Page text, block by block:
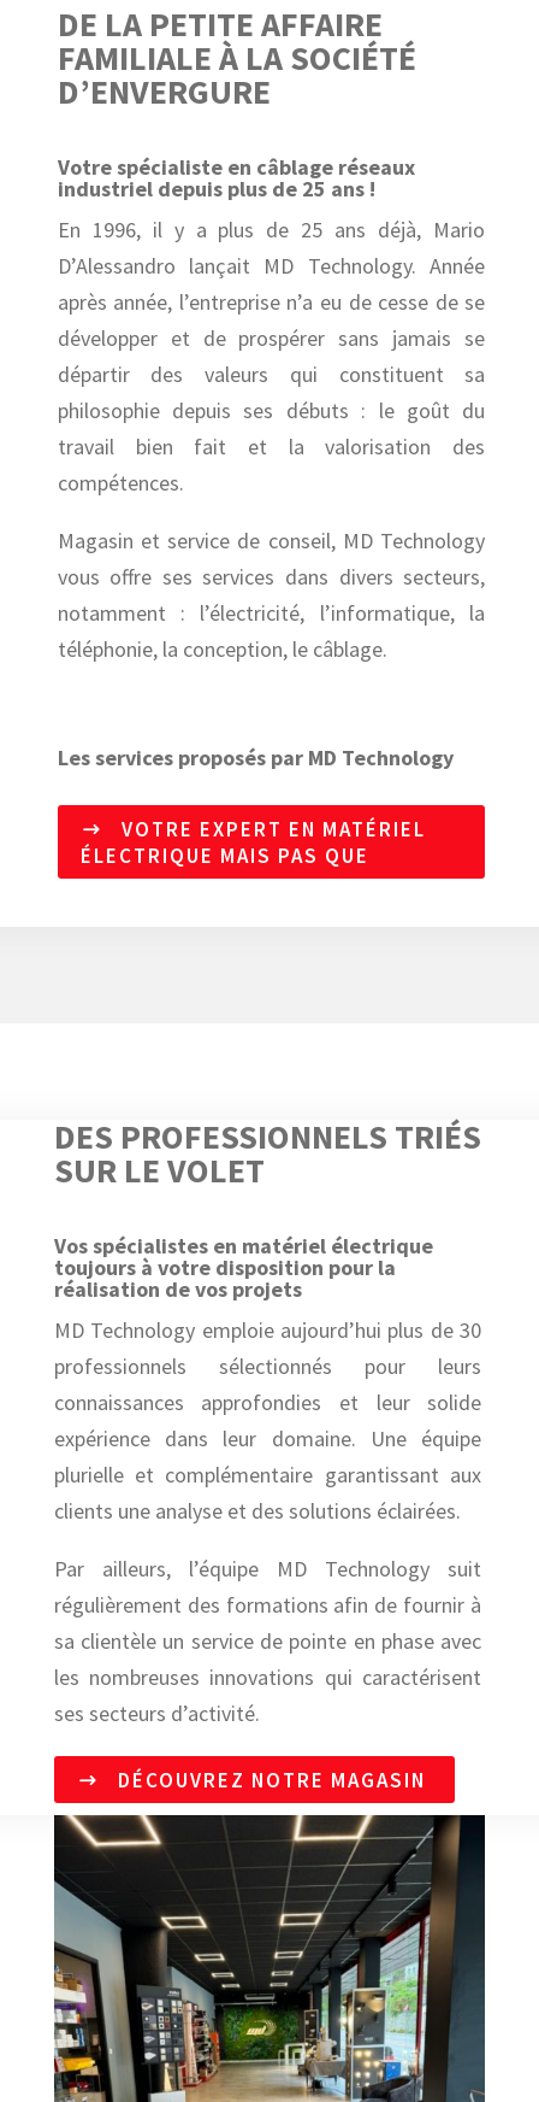
DE LA PETITE AFFAIRE
FAMILIALE À LA SOCIÉTÉ
D’ENVERGURE
Votre spécialiste en câblage réseaux
industriel depuis plus de 25 ans !
En 1996, il y a plus de 25 ans déjà, Mario
D’Alessandro lançait MD Technology. Année
après année, l’entreprise n’a eu de cesse de se
développer et de prospérer sans jamais se
départir des valeurs qui constituent sa
philosophie depuis ses débuts : le goût du
travail bien fait et la valorisation des
compétences.
Magasin et service de conseil, MD Technology
vous offre ses services dans divers secteurs,
notamment : l’électricité, l’informatique, la
téléphonie, la conception, le câblage.
Les services proposés par MD Technology
VOTRE EXPERT EN MATÉRIEL
ÉLECTRIQUE MAIS PAS QUE
DES PROFESSIONNELS TRIÉS
SUR LE VOLET
Vos spécialistes en matériel électrique
toujours à votre disposition pour la
réalisation de vos projets
MD Technology emploie aujourd’hui plus de 30
professionnels sélectionnés pour leurs
connaissances approfondies et leur solide
expérience dans leur domaine. Une équipe
plurielle et complémentaire garantissant aux
clients une analyse et des solutions éclairées.
Par ailleurs, l’équipe MD Technology suit
régulièrement des formations afin de fournir à
sa clientèle un service de pointe en phase avec
les nombreuses innovations qui caractérisent
ses secteurs d’activité.
DÉCOUVREZ NOTRE MAGASIN